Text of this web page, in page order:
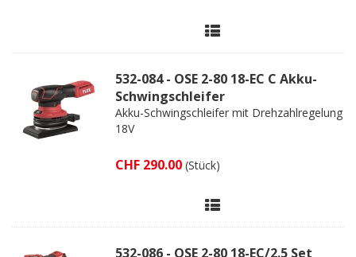
532-084 - OSE 2-80 18-EC C Akku-
Schwingschleifer
Akku-Schwingschleifer mit Drehzahlregelung
18V
CHF 290.00 (Stück)
532-086 - OSE 2-80 18-EC/2.5 Set